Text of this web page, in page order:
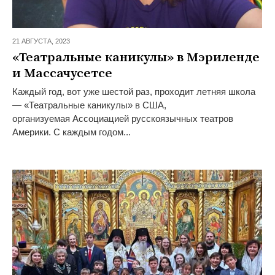
21 АВГУСТА, 2023
«Театральные каникулы» в Мэриленде
и Массачусетсе
Каждый год, вот уже шестой раз, проходит летняя школа
— «Театральные каникулы» в США,
организуемая Ассоциацией русскоязычных театров
Америки. С каждым годом...